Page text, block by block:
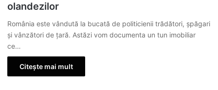
olandezilor
România este vândută la bucată de politicienii trădători, șpăgari
și vânzători de țară. Astăzi vom documenta un tun imobiliar
ce…
Citește mai mult